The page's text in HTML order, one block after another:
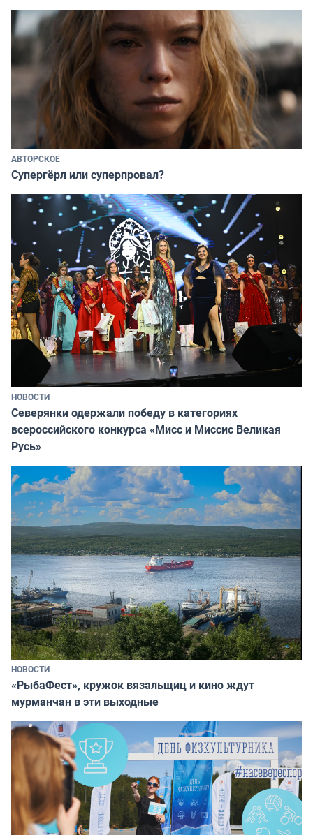
АВТОРСКОЕ
Супергёрл или суперпровал?
НОВОСТИ
Северянки одержали победу в категориях
всероссийского конкурса «Мисс и Миссис Великая
Русь»
НОВОСТИ
«РыбаФест», кружок вязальщиц и кино ждут
мурманчан в эти выходные